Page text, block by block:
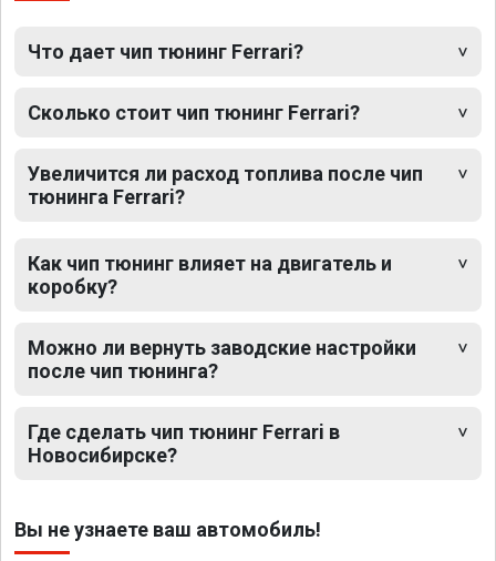
Что дает чип тюнинг Ferrari?
Сколько стоит чип тюнинг Ferrari?
Увеличится ли расход топлива после чип
тюнинга Ferrari?
Как чип тюнинг влияет на двигатель и
коробку?
Можно ли вернуть заводские настройки
после чип тюнинга?
Где сделать чип тюнинг Ferrari в
Новосибирске?
Вы не узнаете ваш автомобиль!